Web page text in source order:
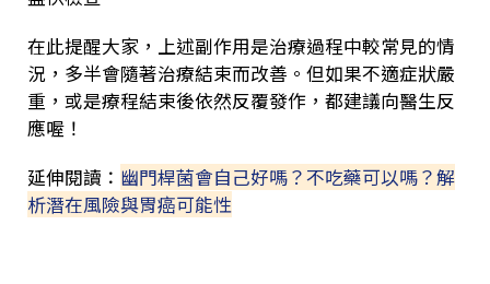
在此提醒大家，上述副作用是治療過程中較常見的情
況，多半會隨著治療結束而改善。但如果不適症狀嚴
重，或是療程結束後依然反覆發作，都建議向醫生反
應喔！
延伸閱讀： 幽門桿菌會自己好嗎？不吃藥可以嗎？解
析潛在風險與胃癌可能性